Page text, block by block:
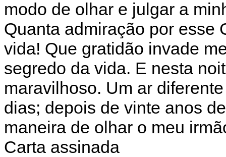
modo de olhar e julgar a
Quanta admiração por esse
vida! Que gratidão invade
segredo da vida. E nesta
maravilhoso. Um ar
dias; depois de vinte anos
maneira de olhar o meu
Carta assinada